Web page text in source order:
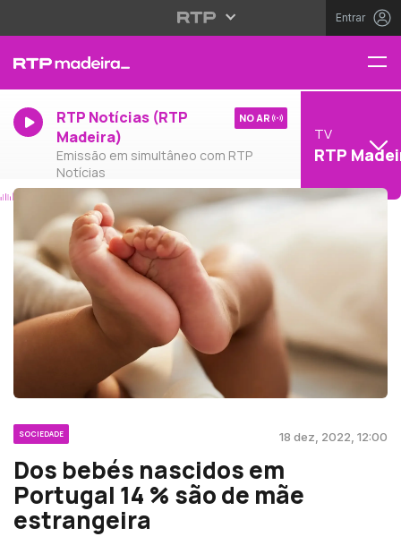
Entrar
RTP Notícias (RTP
Madeira)
Emissão em simultâneo com RTP
Notícias
NO AR
TV
RTP
SOCIEDADE 18 dez, 2022, 12:00
Dos bebés nascidos em
Portugal 14 % são de mãe
estrangeira